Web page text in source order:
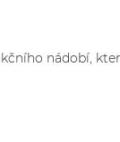
nádobí,